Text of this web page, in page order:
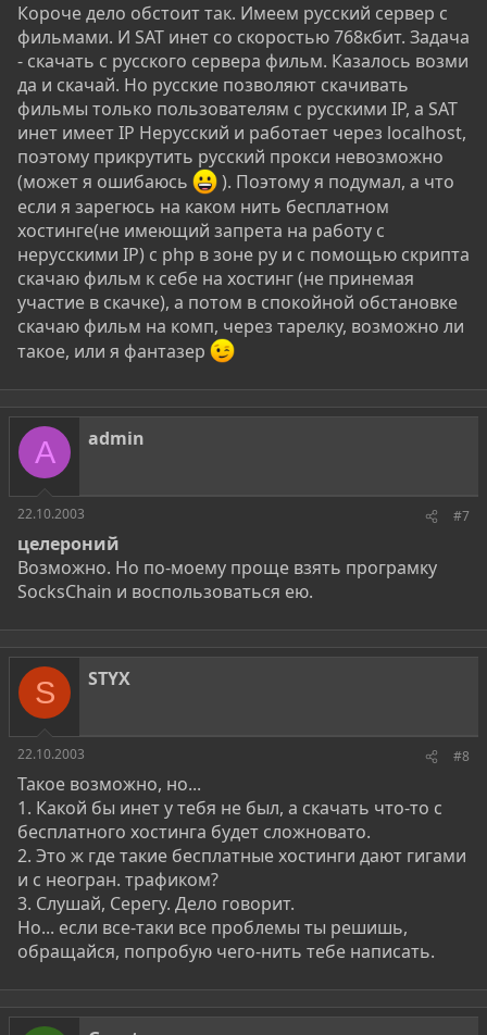
Короче дело обстоит так. Имеем русский сервер с
фильмами. И SAT инет со скоростью 768кбит. Задача
- скачать с русского сервера фильм. Казалось возми
да и скачай. Но русские позволяют скачивать
фильмы только пользователям с русскими IP, а SAT
инет имеет IP Нерусский и работает через localhost,
поэтому прикрутить русский прокси невозможно
(может я ошибаюсь
). Поэтому я подумал, а что
если я зарегюсь на каком нить бесплатном
хостинге(не имеющий запрета на работу с
нерусскими IP) с php в зоне ру и с помощью скрипта
скачаю фильм к себе на хостинг (не принемая
участие в скачке), а потом в спокойной обстановке
скачаю фильм на комп, через тарелку, возможно ли
такое, или я фантазер
A admin
22.10.2003 #7
целероний
Возможно. Но по-моему проще взять програмку
SocksChain и воспользоваться ею.
S STYX
22.10.2003 #8
Такое возможно, но...
1. Какой бы инет у тебя не был, а скачать что-то с
бесплатного хостинга будет сложновато.
2. Это ж где такие бесплатные хостинги дают гигами
и с неогран. трафиком?
3. Слушай, Серегу. Дело говорит.
Но... если все-таки все проблемы ты решишь,
обращайся, попробую чего-нить тебе написать.